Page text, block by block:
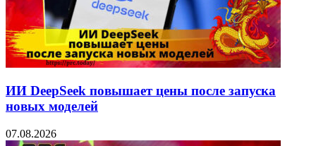
ИИ DeepSeek повышает цены после запуска
новых моделей
07.08.2026